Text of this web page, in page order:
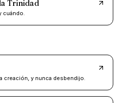
Trinidad
cuándo.
creación, y nunca desbendijo.